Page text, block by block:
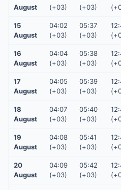
August
(+03)
(+03)
15
August
04:02
(+03)
05:37
(+03)
16
August
04:04
(+03)
05:38
(+03)
17
August
04:05
(+03)
05:39
(+03)
18
August
04:07
(+03)
05:40
(+03)
19
August
04:08
(+03)
05:41
(+03)
20
August
04:09
(+03)
05:42
(+03)